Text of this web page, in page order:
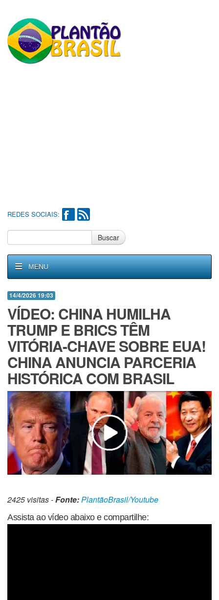
REDES SOCIAIS:
Buscar
MENU
14/4/2026 19:03
VÍDEO: CHINA HUMILHA
TRUMP E BRICS TÊM
VITÓRIA-CHAVE SOBRE EUA!
CHINA ANUNCIA PARCERIA
HISTÓRICA COM BRASIL
2425 visitas -Fonte:PlantãoBrasil/Youtube
Assista ao vídeo abaixo e compartilhe: